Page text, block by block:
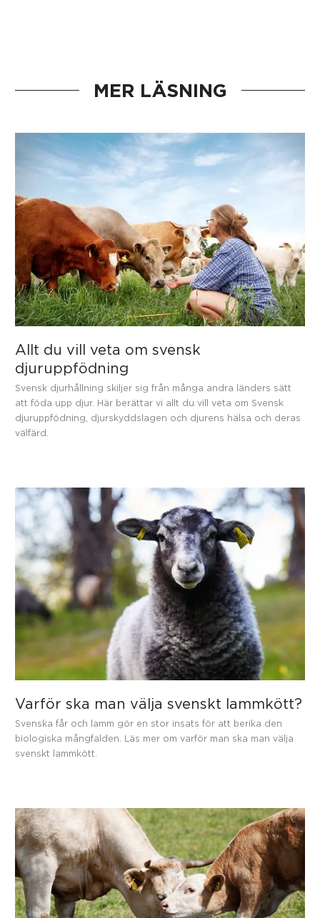
MER LÄSNING
Allt du vill veta om svensk
djuruppfödning
Svensk djurhållning skiljer sig från många andra länders sätt
att föda upp djur. Här berättar vi allt du vill veta om Svensk
djuruppfödning, djurskyddslagen och djurens hälsa och deras
välfärd.
Varför ska man välja svenskt lammkött?
Svenska får och lamm gör en stor insats för att berika den
biologiska mångfalden. Läs mer om varför man ska man välja
svenskt lammkött.